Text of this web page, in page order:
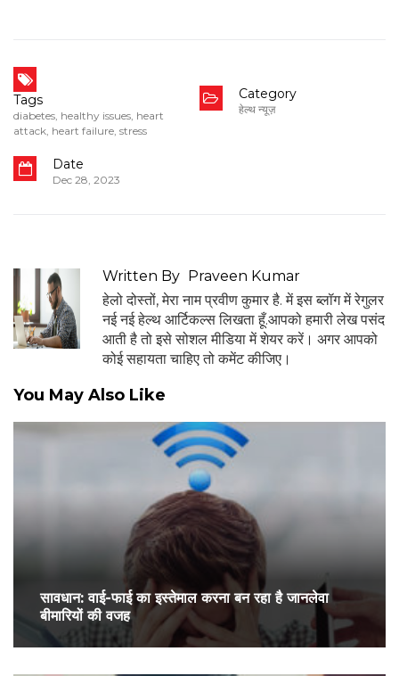
Tags
diabetes, healthy issues, heart
attack, heart failure, stress
Category
हेल्थ न्यूज़
Date
Dec 28, 2023
Written By
Praveen Kumar
हेलो दोस्तों, मेरा नाम प्रवीण कुमार है. में इस ब्लॉग में रेगुलर
नई नई हेल्थ आर्टिकल्स लिखता हूँ.आपको हमारी लेख पसंद
आती है तो इसे सोशल मीडिया में शेयर करें। अगर आपको
कोई सहायता चाहिए तो कमेंट कीजिए।
You May Also Like
सावधान: वाई-फाई का इस्तेमाल करना बन रहा है जानलेवा
बीमारियों की वजह